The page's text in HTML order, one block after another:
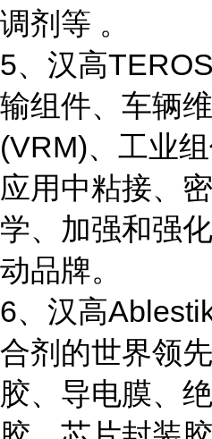
调剂等 。
5、汉高
输组件、车辆
(VRM)、工业
应用中粘接、
学、加强和强
动品牌。
6、汉高
合剂的世界领
胶、导电膜、